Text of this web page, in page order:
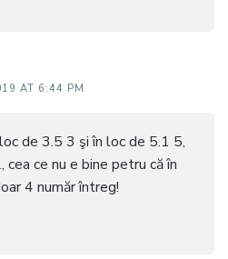
AT 6:44 PM
de 3.5 3 şi în loc de 5.1 5,
ce nu e bine petru că în
4 număr întreg!